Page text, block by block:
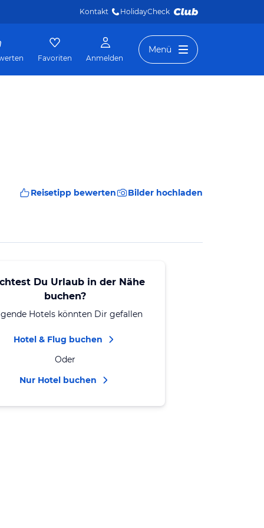
Kontakt HolidayCheck
Favoriten Anmelden
Menü
Reisetipp bewerten Bilder hochladen
Du Urlaub in der Nähe
buchen?
Hotels könnten Dir gefallen
Hotel & Flug buchen
Oder
Nur Hotel buchen